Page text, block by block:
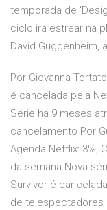
temporada de
ciclo irá estrear na
David Guggenheim,
Por Giovanna
é cancelada pela
Série há 9 meses
cancelamento Por
Agenda Netflix: 3%,
da semana Nova
Survivor é
de telespectadores